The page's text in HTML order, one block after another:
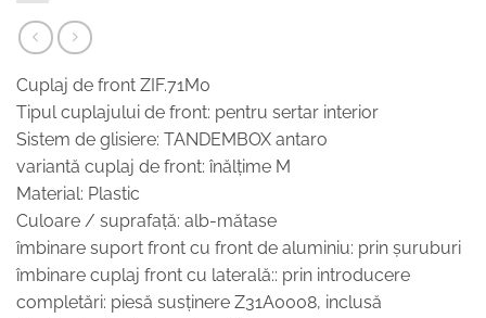
Cuplaj de front ZIF.71M0
Tipul cuplajului de front: pentru sertar interior
Sistem de glisiere: TANDEMBOX antaro
variantă cuplaj de front: înălţime M
Material: Plastic
Culoare / suprafaţă: alb-mătase
îmbinare suport front cu front de aluminiu: prin şuruburi
îmbinare cuplaj front cu laterală:: prin introducere
completări: piesă susţinere Z31A0008, inclusă